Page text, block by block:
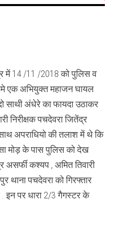
में 14 /11 /2018 को पुलिस व
एक अभियुक्त महाजन घायल
साथी अंधेरे का फायदा उठाकर
निरीक्षक पचदेवरा जितेंद्र
अपराधियो की तलाश में थे कि
मोड़ के पास पुलिस को देख
असर्फी कश्यप , अमित तिवारी
थाना पचदेवरा को गिरफ्तार
इन पर धारा 2/3 गैगस्टर के